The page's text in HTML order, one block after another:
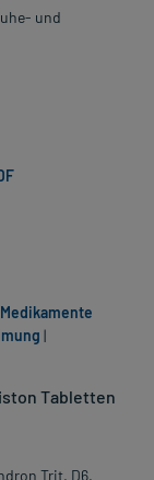
und
Tabletten
Trit. D6.
Medikamente
|